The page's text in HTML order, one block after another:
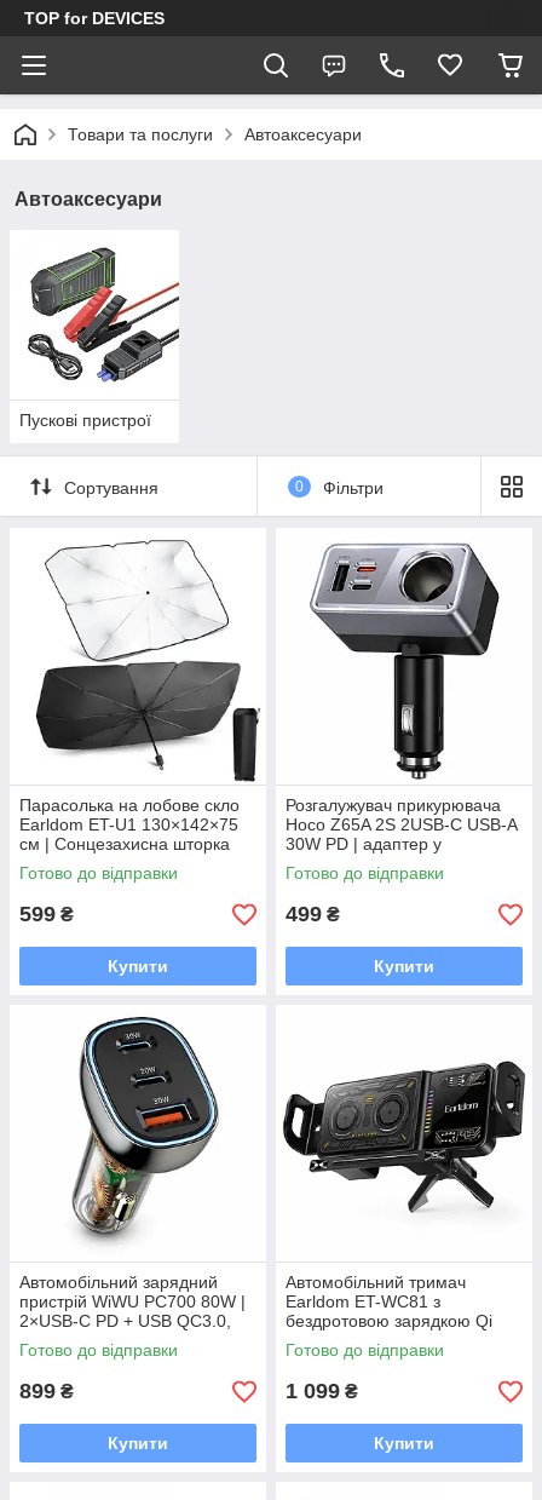
TOP for DEVICES
Товари та послуги Автоаксесуари
Автоаксесуари
Пускові пристрої
Сортування 0 Фільтри
Парасолька на лобове скло
Earldom ET-U1 130×142×75
см | Сонцезахисна шторка
для авто | Car Sun Umbrella
Готово до відправки
599 ₴
Купити
Розгалужувач прикурювача
Hoco Z65A 2S 2USB-C USB-A
30W PD | адаптер у
прикурювач 12–24V
Готово до відправки
499 ₴
Купити
Автомобільний зарядний
пристрій WiWU PC700 80W |
2×USB-C PD + USB QC3.0,
швидка зарядка, прозорий
корпус
Готово до відправки
899 ₴
Купити
Автомобільний тримач
Earldom ET-WC81 з
бездротовою зарядкою Qi
15W | Автоматичний
затискач, поворот 90°
Готово до відправки
1 099 ₴
Купити